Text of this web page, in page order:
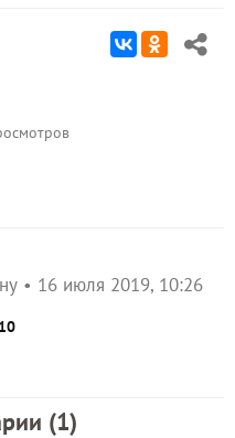
16 июля 2019, 10:26
10
(1)